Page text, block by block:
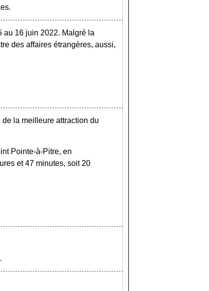
au 16 juin 2022. Malgré la
des affaires étrangères, aussi,
la meilleure attraction du
Pointe-à-Pitre, en
et 47 minutes, soit 20